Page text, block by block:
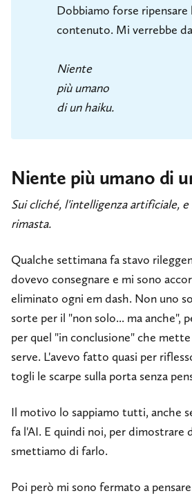
Dobbiamo forse ripensare
contenuto. Mi verrebbe
Niente
più umano
di un haiku.
Niente più umano di
Sui cliché, l'intelligenza artificiale,
rimasta.
Qualche settimana fa stavo
dovevo consegnare e mi sono
eliminato ogni em dash. Non uno
sorte per il "non solo... ma anche",
per quel "in conclusione" che
serve. L'avevo fatto quasi per
togli le scarpe sulla porta senza
Il motivo lo sappiamo tutti, anche
fa l'AI. E quindi noi, per dimostrare
smettiamo di farlo.
Poi però mi sono fermato a